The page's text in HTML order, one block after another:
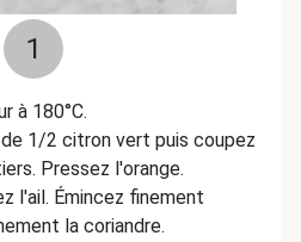
1
à 180°C.
1/2 citron vert puis coupez
Pressez l'orange.
l'ail. Émincez finement
la coriandre.